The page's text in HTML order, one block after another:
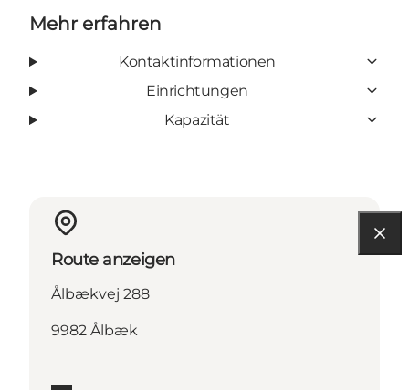
Mehr erfahren
Kontaktinformationen
Einrichtungen
Kapazität
Route anzeigen
Ålbækvej 288
9982 Ålbæk